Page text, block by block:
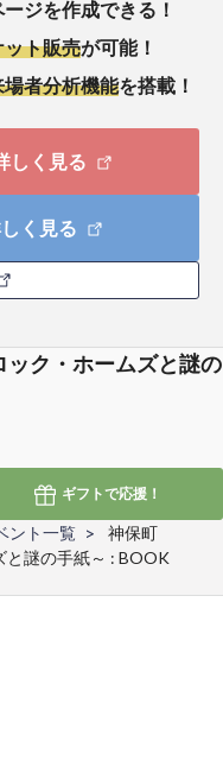
ジを作成できる！
ト販売が可能！
者分析機能を搭載！
しく見る
く見る
ク・ホームズと謎の
ギフトで応援！
ント一覧
神保町
と謎の手紙～ : BOOK